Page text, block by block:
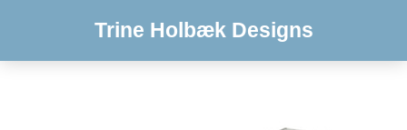
Trine Holbæk Designs